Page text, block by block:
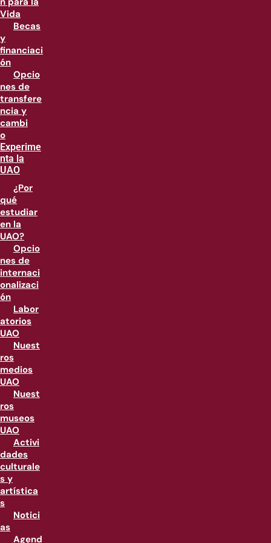
Vida
Becas
y
financiaci
ón
Opcio
nes de
transfere
ncia y
cambi
o
Experime
nta la
UAO
¿Por
qué
estudiar
en la
UAO?
Opcio
nes de
internaci
onalizaci
ón
Labor
atorios
UAO
Nuest
ros
medios
UAO
Nuest
ros
museos
UAO
Activi
dades
culturale
s y
artística
s
Notici
as
Agend